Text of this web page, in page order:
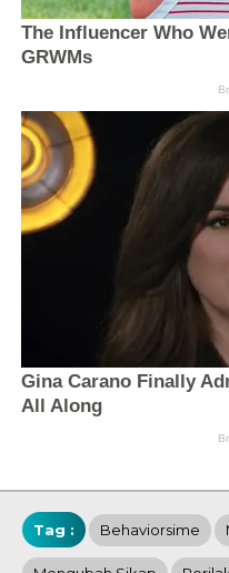
Tag : Behaviorsime